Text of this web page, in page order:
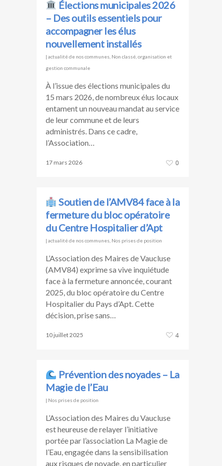
Élections municipales 2026
– Des outils essentiels pour
accompagner les élus
nouvellement installés
| actualité de nos communes, Non classé,organisation et
gestion communale
À l’issue des élections municipales du
15 mars 2026, de nombreux élus locaux
entament un nouveau mandat au service
de leur commune et de leurs
administrés. Dans ce cadre,
l’Association…
17 mars 2026 0
Soutien de l’AMV84 face à la
fermeture du bloc opératoire
du Centre Hospitalier d’Apt
| actualité de nos communes Nos prises de position
L’Association des Maires de Vaucluse
(AMV84) exprime sa vive inquiétude
face à la fermeture annoncée, courant
2025, du bloc opératoire du Centre
Hospitalier du Pays d’Apt. Cette
décision, prise sans…
10 juillet 2025 4
Prévention des noyades – La
Magie de l’Eau
| Nos prises de position
L’Association des Maires du Vaucluse
est heureuse de relayer l’initiative
portée par l’association La Magie de
l’Eau, engagée dans la sensibilisation
aux risques de noyade, en particulier